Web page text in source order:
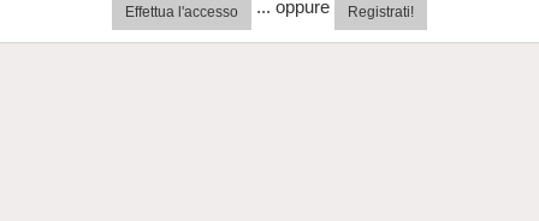
Effettua l'accesso ... oppure Registrati!